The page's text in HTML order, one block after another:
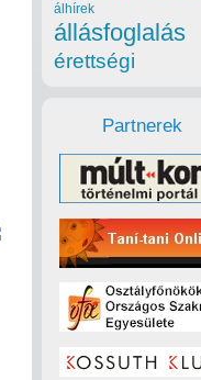
álhírek
állásfoglalás
érettségi
Partnerek